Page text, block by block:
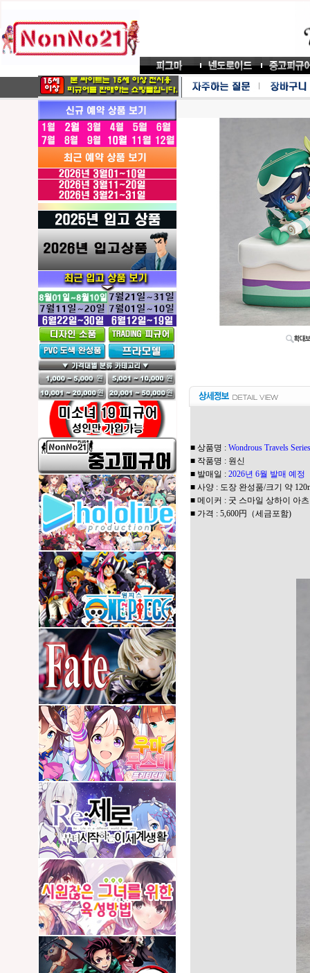
■ 상품명 : Wondrous Travels
■ 작품명 : 원신
■ 발매일 : 2026년 6월 발매 예
■ 사양 : 도장 완성품/크기 약
■ 메이커 : 굿 스마일 상하이 아츠
■ 가격 : 5,600円（세금포함)